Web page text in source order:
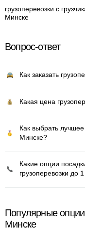
грузоперевозки с
Минске
Вопрос-ответ
Как заказать
Какая цена
Как выбрать
Минске?
Какие опции
грузоперевозки до
Популярные опции
Минске